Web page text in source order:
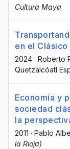
Cultura Maya
en el Clásico
2024 · Roberto
Quetzalcóatl
Economía y
sociedad
la
2011 · Pablo
la Rioja)